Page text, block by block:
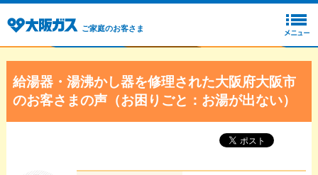
ご家庭のお客さま
給湯器・湯沸かし器を修理された大阪府大阪市
のお客さまの声（お困りごと：お湯が出ない）